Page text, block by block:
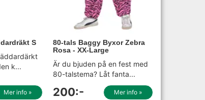
S
k...
Mer info »
80-tals Baggy Byxor Zebra
Rosa - XX-Large
Är du bjuden på en fest med
80-talstema? Låt fanta...
200:- Mer info »